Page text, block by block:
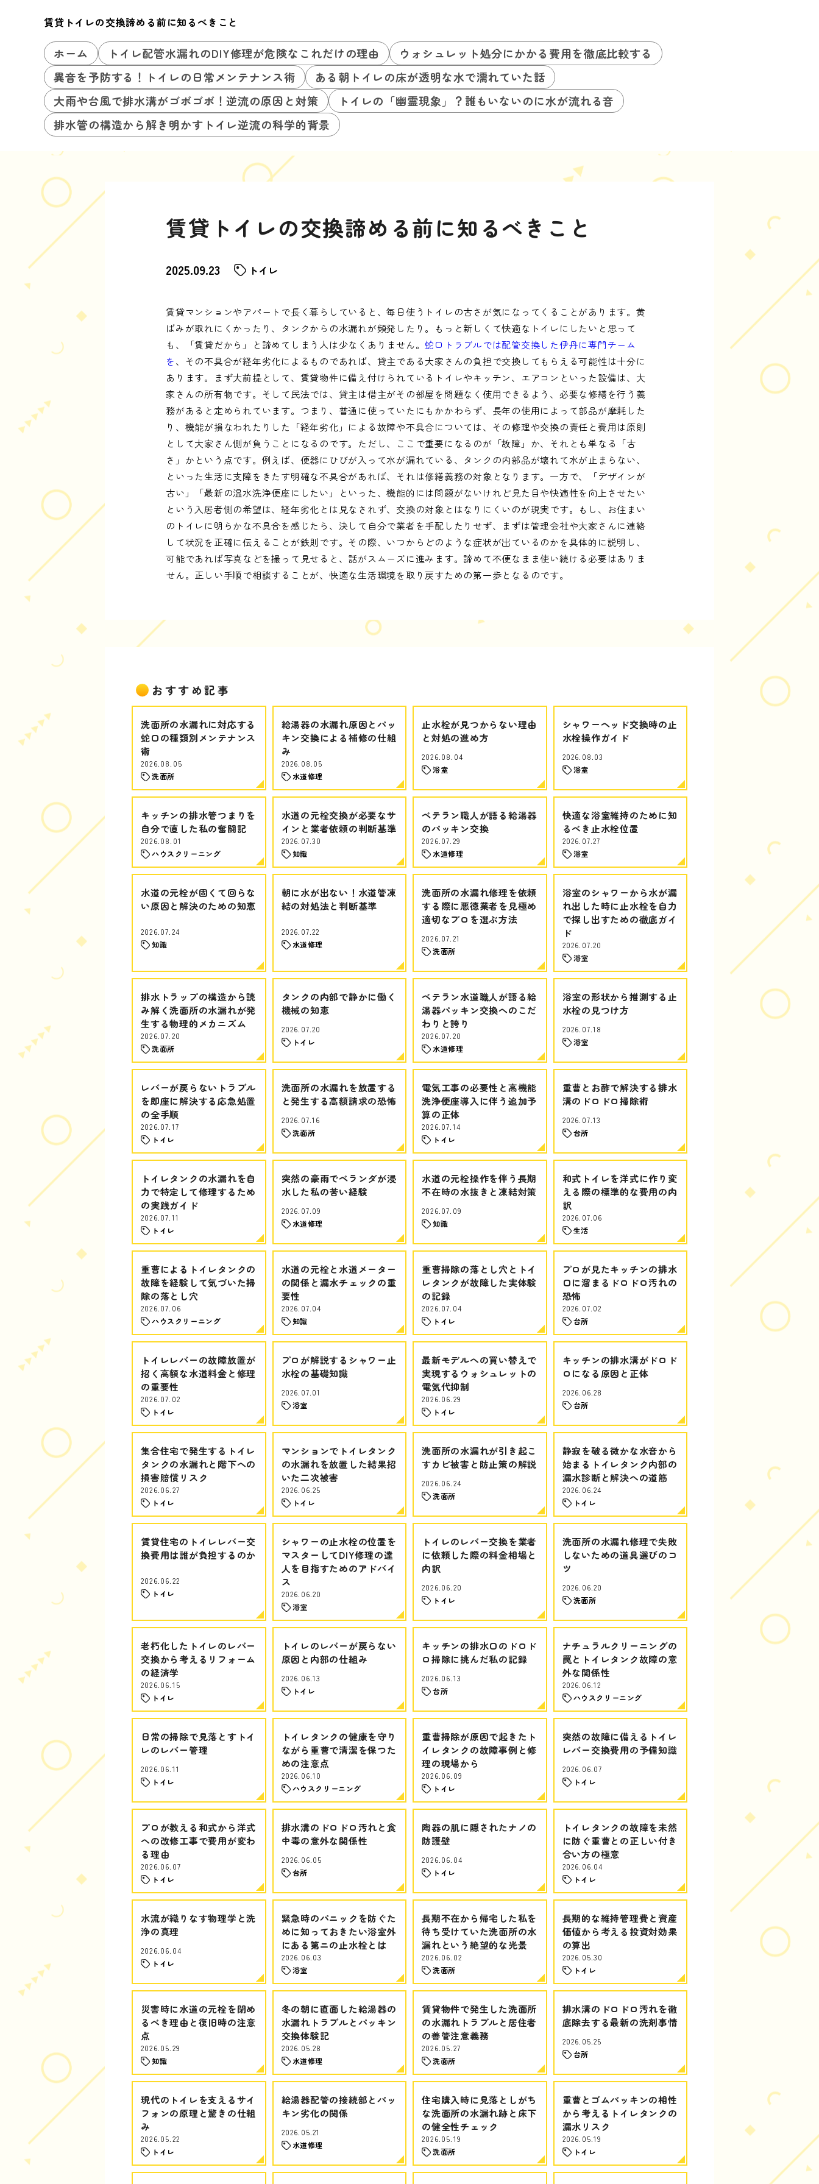
賃貸トイレの交換諦める前に知るべきこと
ホーム トイレ配管水漏れのDIY修理が危険なこれだけの理由
ウォシュレット処分にかかる費用を徹底比較する
異音を予防する！トイレの日常メンテナンス術
ある朝トイレの床が透明な水で濡れていた話
大雨や台風で排水溝がゴボゴボ！逆流の原因と対策
トイレの「幽霊現象」？誰もいないのに水が流れる音
排水管の構造から解き明かすトイレ逆流の科学的背景
賃貸トイレの交換諦める前に知るべきこと
2025.09.23 トイレ
賃貸マンションやアパートで長く暮らしていると、毎日使うトイレの古さが気になってくることがあります。黄
ばみが取れにくかったり、タンクからの水漏れが頻発したり。もっと新しくて快適なトイレにしたいと思って
も、「賃貸だから」と諦めてしまう人は少なくありません。 蛇口トラブルでは配管交換した伊丹に専門チーム
を、その不具合が経年劣化によるものであれば、貸主である大家さんの負担で交換してもらえる可能性は十分に
あります。まず大前提として、賃貸物件に備え付けられているトイレやキッチン、エアコンといった設備は、大
家さんの所有物です。そして民法では、貸主は借主がその部屋を問題なく使用できるよう、必要な修繕を行う義
務があると定められています。つまり、普通に使っていたにもかかわらず、長年の使用によって部品が摩耗した
り、機能が損なわれたりした「経年劣化」による故障や不具合については、その修理や交換の責任と費用は原則
として大家さん側が負うことになるのです。ただし、ここで重要になるのが「故障」か、それとも単なる「古
さ」かという点です。例えば、便器にひびが入って水が漏れている、タンクの内部品が壊れて水が止まらない、
といった生活に支障をきたす明確な不具合があれば、それは修繕義務の対象となります。一方で、「デザインが
古い」「最新の温水洗浄便座にしたい」といった、機能的には問題がないけれど見た目や快適性を向上させたい
という入居者側の希望は、経年劣化とは見なされず、交換の対象とはなりにくいのが現実です。もし、お住まい
のトイレに明らかな不具合を感じたら、決して自分で業者を手配したりせず、まずは管理会社や大家さんに連絡
して状況を正確に伝えることが鉄則です。その際、いつからどのような症状が出ているのかを具体的に説明し、
可能であれば写真などを撮って見せると、話がスムーズに進みます。諦めて不便なまま使い続ける必要はありま
せん。正しい手順で相談することが、快適な生活環境を取り戻すための第一歩となるのです。
おすすめ記事
洗面所の水漏れに対応する
蛇口の種類別メンテナンス
術
2026.08.05
洗面所
給湯器の水漏れ原因とパッ
キン交換による補修の仕組
み
2026.08.05
水道修理
止水栓が見つからない理由
と対処の進め方
2026.08.04
浴室
シャワーヘッド交換時の止
水栓操作ガイド
2026.08.03
浴室
キッチンの排水管つまりを
自分で直した私の奮闘記
2026.08.01
ハウスクリーニング
水道の元栓交換が必要なサ
インと業者依頼の判断基準
2026.07.30
知識
ベテラン職人が語る給湯器
のパッキン交換
2026.07.29
水道修理
快適な浴室維持のために知
るべき止水栓位置
2026.07.27
浴室
水道の元栓が固くて回らな
い原因と解決のための知恵
2026.07.24
知識
朝に水が出ない！水道管凍
結の対処法と判断基準
2026.07.22
水道修理
洗面所の水漏れ修理を依頼
する際に悪徳業者を見極め
適切なプロを選ぶ方法
2026.07.21
洗面所
浴室のシャワーから水が漏
れ出した時に止水栓を自力
で探し出すための徹底ガイ
ド
2026.07.20
浴室
排水トラップの構造から読
み解く洗面所の水漏れが発
生する物理的メカニズム
2026.07.20
洗面所
タンクの内部で静かに働く
機械の知恵
2026.07.20
トイレ
ベテラン水道職人が語る給
湯器パッキン交換へのこだ
わりと誇り
2026.07.20
水道修理
浴室の形状から推測する止
水栓の見つけ方
2026.07.18
浴室
レバーが戻らないトラブル
を即座に解決する応急処置
の全手順
2026.07.17
トイレ
洗面所の水漏れを放置する
と発生する高額請求の恐怖
2026.07.16
洗面所
電気工事の必要性と高機能
洗浄便座導入に伴う追加予
算の正体
2026.07.14
トイレ
重曹とお酢で解決する排水
溝のドロドロ掃除術
2026.07.13
台所
トイレタンクの水漏れを自
力で特定して修理するため
の実践ガイド
2026.07.11
トイレ
突然の豪雨でベランダが浸
水した私の苦い経験
2026.07.09
水道修理
水道の元栓操作を伴う長期
不在時の水抜きと凍結対策
2026.07.09
知識
和式トイレを洋式に作り変
える際の標準的な費用の内
訳
2026.07.06
生活
重曹によるトイレタンクの
故障を経験して気づいた掃
除の落とし穴
2026.07.06
ハウスクリーニング
水道の元栓と水道メーター
の関係と漏水チェックの重
要性
2026.07.04
知識
重曹掃除の落とし穴とトイ
レタンクが故障した実体験
の記録
2026.07.04
トイレ
プロが見たキッチンの排水
口に溜まるドロドロ汚れの
恐怖
2026.07.02
台所
トイレレバーの故障放置が
招く高額な水道料金と修理
の重要性
2026.07.02
トイレ
プロが解説するシャワー止
水栓の基礎知識
2026.07.01
浴室
最新モデルへの買い替えで
実現するウォシュレットの
電気代抑制
2026.06.29
トイレ
キッチンの排水溝がドロド
ロになる原因と正体
2026.06.28
台所
集合住宅で発生するトイレ
タンクの水漏れと階下への
損害賠償リスク
2026.06.27
トイレ
マンションでトイレタンク
の水漏れを放置した結果招
いた二次被害
2026.06.25
トイレ
洗面所の水漏れが引き起こ
すカビ被害と防止策の解説
2026.06.24
洗面所
静寂を破る微かな水音から
始まるトイレタンク内部の
漏水診断と解決への道筋
2026.06.24
トイレ
賃貸住宅のトイレレバー交
換費用は誰が負担するのか
2026.06.22
トイレ
シャワーの止水栓の位置を
マスターしてDIY修理の達
人を目指すためのアドバイ
ス
2026.06.20
浴室
トイレのレバー交換を業者
に依頼した際の料金相場と
内訳
2026.06.20
トイレ
洗面所の水漏れ修理で失敗
しないための道具選びのコ
ツ
2026.06.20
洗面所
老朽化したトイレのレバー
交換から考えるリフォーム
の経済学
2026.06.15
トイレ
トイレのレバーが戻らない
原因と内部の仕組み
2026.06.13
トイレ
キッチンの排水口のドロド
ロ掃除に挑んだ私の記録
2026.06.13
台所
ナチュラルクリーニングの
罠とトイレタンク故障の意
外な関係性
2026.06.12
ハウスクリーニング
日常の掃除で見落とすトイ
レのレバー管理
2026.06.11
トイレ
トイレタンクの健康を守り
ながら重曹で清潔を保つた
めの注意点
2026.06.10
ハウスクリーニング
重曹掃除が原因で起きたト
イレタンクの故障事例と修
理の現場から
2026.06.09
トイレ
突然の故障に備えるトイレ
レバー交換費用の予備知識
2026.06.07
トイレ
プロが教える和式から洋式
への改修工事で費用が変わ
る理由
2026.06.07
トイレ
排水溝のドロドロ汚れと食
中毒の意外な関係性
2026.06.05
台所
陶器の肌に隠されたナノの
防護壁
2026.06.04
トイレ
トイレタンクの故障を未然
に防ぐ重曹との正しい付き
合い方の極意
2026.06.04
トイレ
水流が織りなす物理学と洗
浄の真理
2026.06.04
トイレ
緊急時のパニックを防ぐた
めに知っておきたい浴室外
にある第ニの止水栓とは
2026.06.03
浴室
長期不在から帰宅した私を
待ち受けていた洗面所の水
漏れという絶望的な光景
2026.06.02
洗面所
長期的な維持管理費と資産
価値から考える投資対効果
の算出
2026.05.30
トイレ
災害時に水道の元栓を閉め
るべき理由と復旧時の注意
点
2026.05.29
知識
冬の朝に直面した給湯器の
水漏れトラブルとパッキン
交換体験記
2026.05.28
水道修理
賃貸物件で発生した洗面所
の水漏れトラブルと居住者
の善管注意義務
2026.05.27
洗面所
排水溝のドロドロ汚れを徹
底除去する最新の洗剤事情
2026.05.25
台所
現代のトイレを支えるサイ
フォンの原理と驚きの仕組
み
2026.05.22
トイレ
給湯器配管の接続部とパッ
キン劣化の関係
2026.05.21
水道修理
住宅購入時に見落としがち
な洗面所の水漏れ跡と床下
の健全性チェック
2026.05.19
洗面所
重曹とゴムパッキンの相性
から考えるトイレタンクの
漏水リスク
2026.05.19
トイレ